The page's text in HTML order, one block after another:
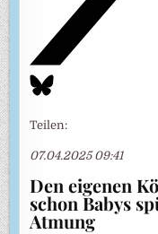
Teilen:
07.04.2025 09:41
Den eigenen
schon Babys
Atmung